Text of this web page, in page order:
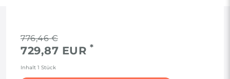
776,46 €
729,87 EUR *
Inhalt 1 Stück
RECHTLICHES
AGB